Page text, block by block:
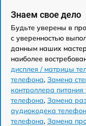
Знаем свое дело
Будьте уверены в
с уверенностью
данным наших
наиболее
дисплея / матрицы
телефона, Замена
контроллера
телефона, Замена
аудиокодека
телефона, Замена